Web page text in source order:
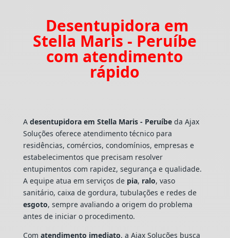
Desentupidora em
Stella Maris - Peruíbe
com atendimento
rápido
A desentupidora em Stella Maris - Peruíbeda Ajax
Soluções oferece atendimento técnico para
residências, comércios, condomínios, empresas e
estabelecimentos que precisam resolver
entupimentos com rapidez, segurança e qualidade.
A equipe atua em serviços de pia, ralo, vaso
sanitário, caixa de gordura, tubulações e redes de
esgoto, sempre avaliando a origem do problema
antes de iniciar o procedimento.
Com atendimento imediato, a Ajax Soluções busca